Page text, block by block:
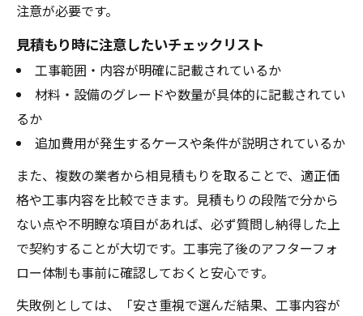
注意が必要です。
見積もり時に注意したいチェックリスト
工事範囲・内容が明確に記載されているか
材料・設備のグレードや数量が具体的に記載されてい
るか
追加費用が発生するケースや条件が説明されているか
また、複数の業者から相見積もりを取ることで、適正価
格や工事内容を比較できます。見積もりの段階で分から
ない点や不明瞭な項目があれば、必ず質問し納得した上
で契約することが大切です。工事完了後のアフターフォ
ロー体制も事前に確認しておくと安心です。
失敗例としては、「安さ重視で選んだ結果、工事内容が